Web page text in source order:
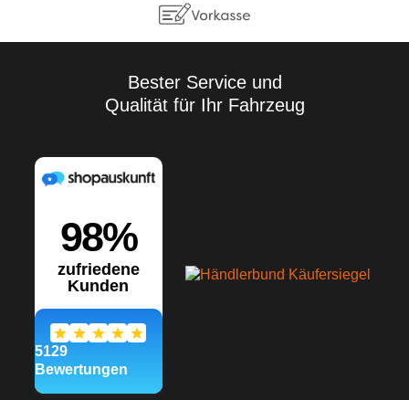
Bester Service und
Qualität für Ihr Fahrzeug